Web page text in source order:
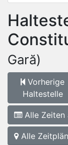
Gară)
Vorherige
Haltestelle
Alle Zeiten
Alle